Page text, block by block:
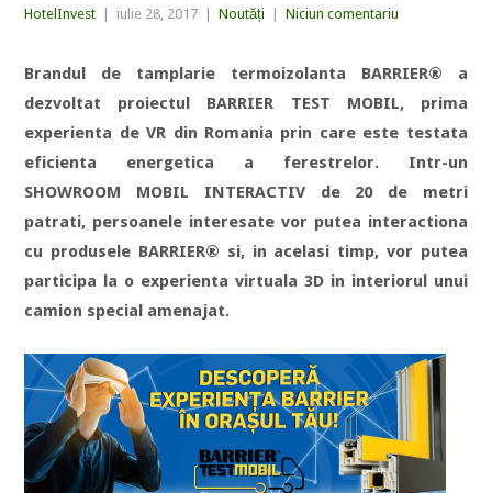
HotelInvest iulie 28, 2017 Noutăți Niciun comentariu
Brandul de tamplarie termoizolanta BARRIER® a
dezvoltat proiectul BARRIER TEST MOBIL, prima
experienta de VR din Romania prin care este testata
eficienta energetica a ferestrelor. Intr-un
SHOWROOM MOBIL INTERACTIV de 20 de metri
patrati, persoanele interesate vor putea interactiona
cu produsele BARRIER® si, in acelasi timp, vor putea
participa la o experienta virtuala 3D in interiorul unui
camion special amenajat.